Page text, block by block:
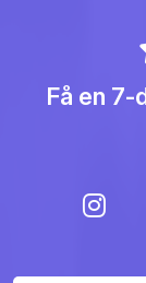
Få en